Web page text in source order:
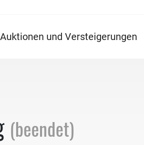
Auktionen und Versteigerungen
(beendet)